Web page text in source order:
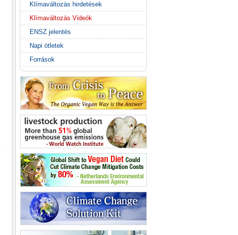
Klímaváltozás hirdetések
Klímaváltozás Videók
ENSZ jelentés
Napi ötletek
Források